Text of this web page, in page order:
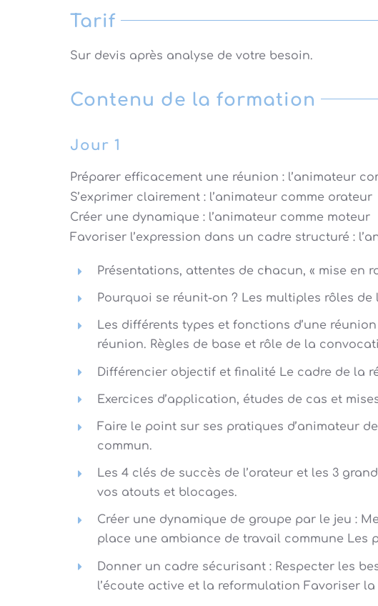
Tarif
Sur devis après analyse de votre besoin.
Contenu de la formation
Jour 1
Préparer efficacement une réunion : l’animateur
S’exprimer clairement : l’animateur comme orateur
Créer une dynamique : l’animateur comme moteur
Favoriser l’expression dans un cadre structuré :
Présentations, attentes de chacun, « mise en
Pourquoi se réunit-on ? Les multiples rôles de
Les différents types et fonctions d’une
réunion. Règles de base et rôle de la
Différencier objectif et finalité Le cadre de la
Exercices d’application, études de cas et
Faire le point sur ses pratiques d’animateur
commun.
Les 4 clés de succès de l’orateur et les 3
vos atouts et blocages.
Créer une dynamique de groupe par le jeu :
place une ambiance de travail commune Les
Donner un cadre sécurisant : Respecter les
l’écoute active et la reformulation Favoriser